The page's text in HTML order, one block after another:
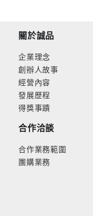
關於誠品
企業理念
創辦人故事
經營內容
發展歷程
得獎事蹟
合作洽談
合作業務範圍
團購業務